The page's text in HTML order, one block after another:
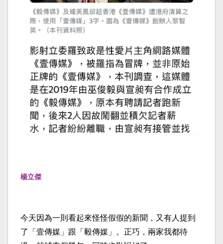
楊立傑
今天因為一則看起來怪怪假假的新聞，又有人提到
了「壹傳媒」跟「毅傳媒」。正巧，兩家我都待